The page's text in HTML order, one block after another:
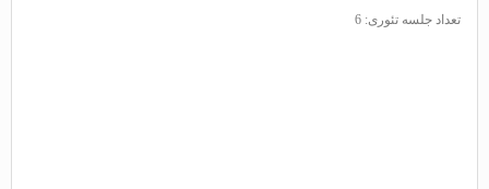
تعداد جلسه تئوری: 6